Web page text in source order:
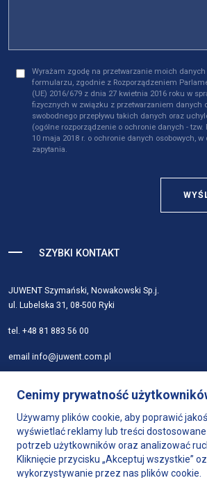
SZYBKI KONTAKT
JUWENT Szymański, Nowakowski Sp.j.
ul. Lubelska 31, 08-500 Ryki
tel. +48 81 883 56 00
email info@juwent.com.pl
Firma
Produkty
Dobór urządzeń
Wsparcie
Sklep
Wyrażam zgodę na przetwarzanie moich
formularzu, zgodnie z Rozporządzeniem
(UE) 2016/679 z dnia 27 kwietnia 2016 roku w
fizycznych w związku z przetwarzaniem danych
swobodnego przepływu takich danych oraz
(ogólne rozporządzenie o ochronie danych - tzw.
10 maja 2018 r. o ochronie danych osobowych, w
zapytania.
Cenimy prywatność
Używamy plików cookie, aby poprawić
wyświetlać reklamy lub treści
potrzeb użytkowników oraz analizować
Kliknięcie przycisku „Akceptuj wszystkie”
wykorzystywanie przez nas plików cookie.